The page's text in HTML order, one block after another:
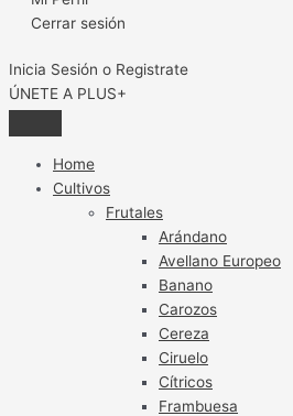
Cerrar sesión
Inicia Sesión o Registrate
ÚNETE A PLUS+
Home
Cultivos
Frutales
Arándano
Avellano Europeo
Banano
Carozos
Cereza
Ciruelo
Cítricos
Frambuesa